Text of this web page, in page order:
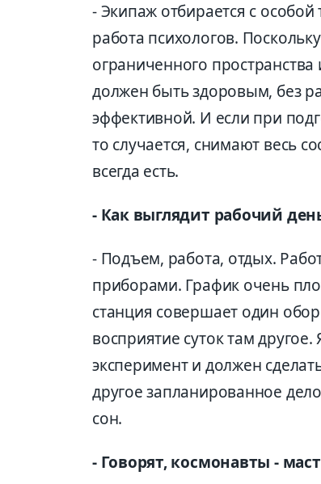
- Экипаж отбирается с
работа психологов.
ограниченного
должен быть здоровым, без
эффективной. И если при
то случается, снимают весь
всегда есть.
- Как выглядит рабочий
- Подъем, работа, отдых.
приборами. График очень
станция совершает один
восприятие суток там
эксперимент и должен
другое запланированное
сон.
- Говорят, космонавты -